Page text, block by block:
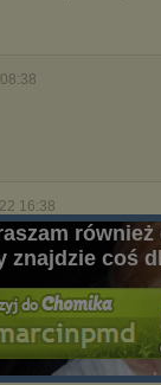
16:38
znajdzie coś